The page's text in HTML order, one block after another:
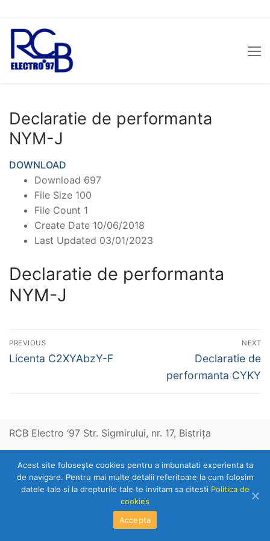
Sari
conținut
Declaratie de performanta
NYM-J
DOWNLOAD
Download 697
File Size 100
File Count 1
Create Date 10/06/2018
Last Updated 03/01/2023
Declaratie de performanta
NYM-J
Navigare
în
PREVIOUS
Previous
Licenta C2XYAbzY-F
NEXT
Next
post:
Declaratie de
performanta CYKY
RCB Electro ‘97 Str. Sigmirului, nr. 17, Bistriţa
Telefon: 0263-236153
Copyright © 2026 RCB Electro 97
Acest site foloseşte cookies pentru a imbunatati experienta ta
de navigare. Pentru mai multe detalii referitoare la cum folosim
datele tale si la drepturile tale te invitam sa citesti Politica de
cookies
Accepta